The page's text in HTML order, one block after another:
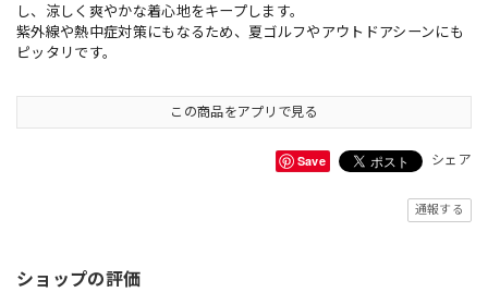
し、涼しく爽やかな着心地をキープします。
紫外線や熱中症対策にもなるため、夏ゴルフやアウトドアシーンにも
ピッタリです。
この商品をアプリで見る
Save シェア
通報する
ショップの評価